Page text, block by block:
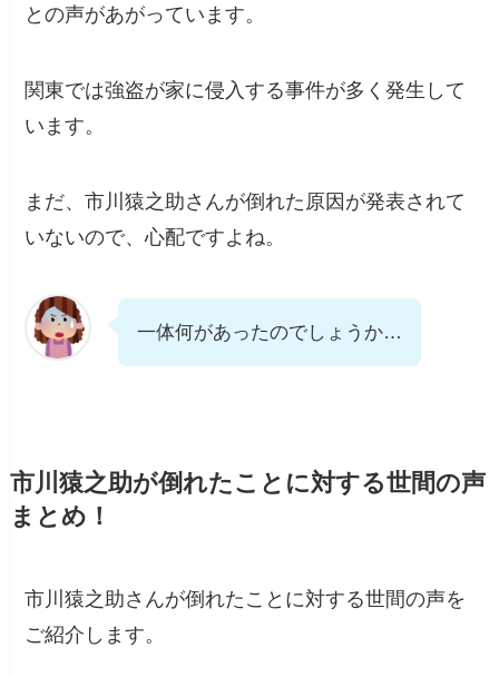
との声があがっています。
関東では強盗が家に侵入する事件が多く発生して
います。
まだ、市川猿之助さんが倒れた原因が発表されて
いないので、心配ですよね。
一体何があったのでしょうか…
市川猿之助が倒れたことに対する世間の声
まとめ！
市川猿之助さんが倒れたことに対する世間の声を
ご紹介します。